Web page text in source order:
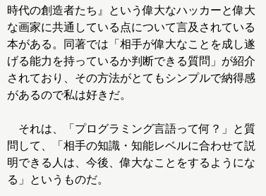
時代の創造者たち』という偉大なハッカーと偉大
な画家に共通している点について言及されている
本がある。同著では「相手が偉大なことを成し遂
げる能力を持っているか判断できる質問」が紹介
されており、その方法がとてもシンプルで納得感
があるので私は好きだ。
それは、「プログラミング言語って何？」と質
問して、「相手の知識・知能レベルに合わせて説
明できる人は、今後、偉大なことをするようにな
る」というものだ。